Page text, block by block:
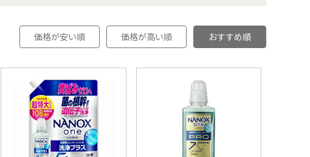
価格が安い順 価格が高い順 おすすめ順